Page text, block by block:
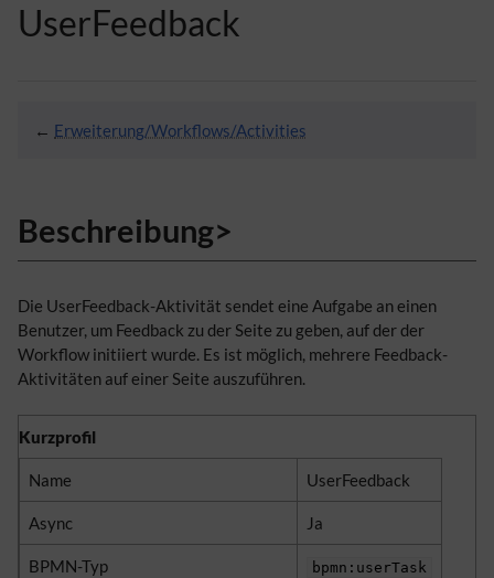
UserFeedback
← Erweiterung/Workflows/Activities
Beschreibung>
Die UserFeedback-Aktivität sendet eine Aufgabe an einen
Benutzer, um Feedback zu der Seite zu geben, auf der der
Workflow initiiert wurde. Es ist möglich, mehrere Feedback-
Aktivitäten auf einer Seite auszuführen.
Kurzprofil
Name UserFeedback
Async Ja
BPMN-Typ bpmn:userTask